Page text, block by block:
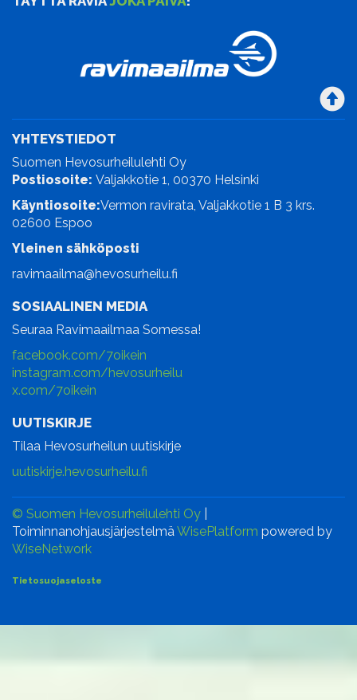
YHTEYSTIEDOT
Suomen Hevosurheilulehti Oy
Postiosoite: Valjakkotie 1, 00370 Helsinki
Käyntiosoite:Vermon ravirata, Valjakkotie 1 B 3 krs.
02600 Espoo
Yleinen sähköposti
ravimaailma@hevosurheilu.fi
SOSIAALINEN MEDIA
Seuraa Ravimaailmaa Somessa!
facebook.com/7oikein
instagram.com/hevosurheilu
x.com/7oikein
UUTISKIRJE
Tilaa Hevosurheilun uutiskirje
uutiskirje.hevosurheilu.fi
© Suomen Hevosurheilulehti Oy
ToiminnanohjausjärjestelmäWisePlatform powered by
WiseNetwork
Tietosuojaseloste